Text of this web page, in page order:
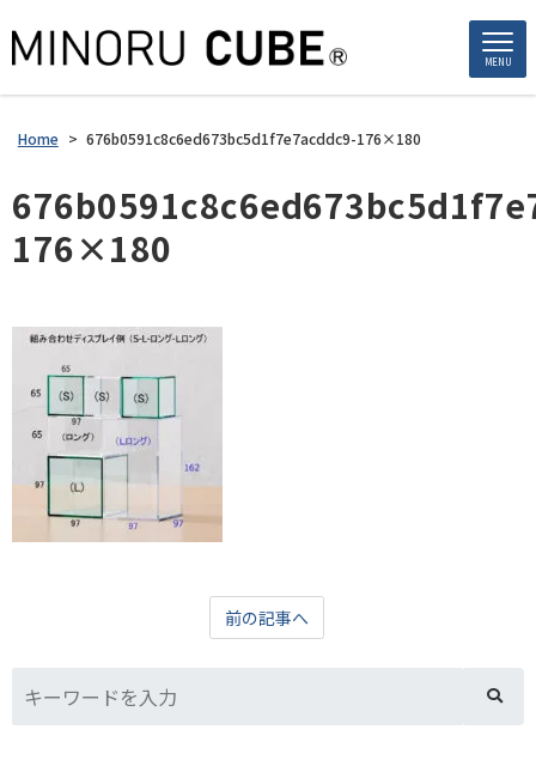
MENU
Home > 676b0591c8c6ed673bc5d1f7e7acddc9-176×180
176×180
前の記事へ